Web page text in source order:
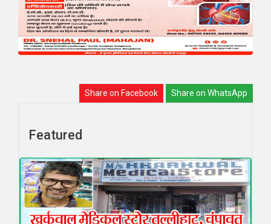
Share on Facebook Share on WhatsApp
Featured